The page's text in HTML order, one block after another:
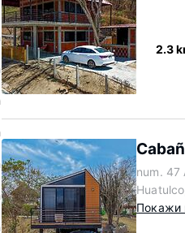
2.3
num. 47
Покажи